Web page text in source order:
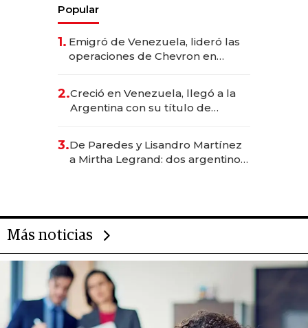
Popular
1. Emigró de Venezuela, lideró las
operaciones de Chevron en
2.Creció en Venezuela, llegó a la
Argentina con su título de
las marcas "fast premium"
3.De Paredes y Lisandro Martínez
a Mirtha Legrand: dos argentinos
Más noticias